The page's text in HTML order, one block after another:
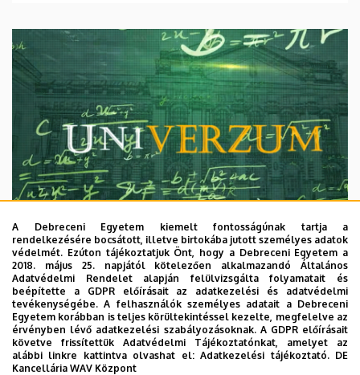
2026. augusztus 7.
Univerzum: A Debreceni Egyetem
titkos receptjei
KUTATÁS TUDOMÁNY
A Debreceni Egyetem kiemelt fontosságúnak tartja a
rendelkezésére bocsátott, illetve birtokába jutott személyes adatok
védelmét. Ezúton tájékoztatjuk Önt, hogy a Debreceni Egyetem a
2018. május 25. napjától kötelezően alkalmazandó Általános
Adatvédelmi Rendelet alapján felülvizsgálta folyamatait és
beépítette a GDPR előírásait az adatkezelési és adatvédelmi
tevékenységébe. A felhasználók személyes adatait a Debreceni
Egyetem korábban is teljes körültekintéssel kezelte, megfelelve az
érvényben lévő adatkezelési szabályozásoknak. A GDPR előírásait
követve frissítettük Adatvédelmi Tájékoztatónkat, amelyet az
alábbi linkre kattintva olvashat el:Adatkezelési tájékoztató. DE
Kancellária WAV Központ